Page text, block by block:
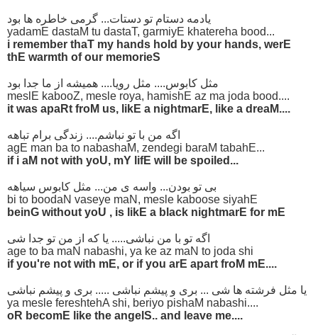
یادمه دستام تو دستات... گرمی خاطره ها بود
yadamE dastaM tu dastaT, garmiyE khatereha bood...
i remember thaT my hands hold by your hands, werE
thE warmth of our memorieS
مثل کابوس.... مثل رویا.... همیشه از ما جدا بود
meslE kabooZ, mesle roya, hamishE az ma joda bood....
it was apaRt froM us, likE a nightmarE, like a dreaM....
اگه من با تو نباشم.... زندگی برام تباهه
agE man ba to nabashaM, zendegi baraM tabahE...
if i aM not with yoU, mY lifE will be spoiled...
بی تو بودن... واسه ی من... مثل کابوس سیاهه
bi to boodaN vaseye maN, mesle kaboose siyahE
beinG without yoU , is likE a black nightmarE for mE
اگه تو با من نباشی..... یا که از من تو جدا شی
age to ba maN nabashi, ya ke az maN to joda shi
if you're not with mE, or if you arE apart froM mE....
یا مثل فرشته ها شی ... بری و پیشم نباشی ..... بری و پیشم نباشی
ya mesle fereshtehA shi, beriyo pishaM nabashi....
oR becomE like the angelS.. and leave me....